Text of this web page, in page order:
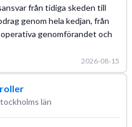
från tidiga skeden till
genom hela kedjan, från
genomförandet och
2026-08-15
län